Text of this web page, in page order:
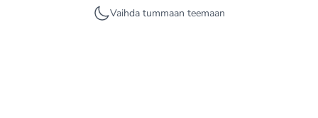
Vaihda tummaan teemaan